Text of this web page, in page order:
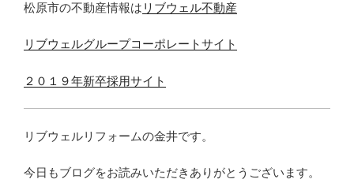
松原市の不動産情報は リブウェル不動産
リブウェルグループコーポレートサイト
２０１９年新卒採用サイト
リブウェルリフォームの金井です。
今日もブログをお読みいただきありがとうございます。